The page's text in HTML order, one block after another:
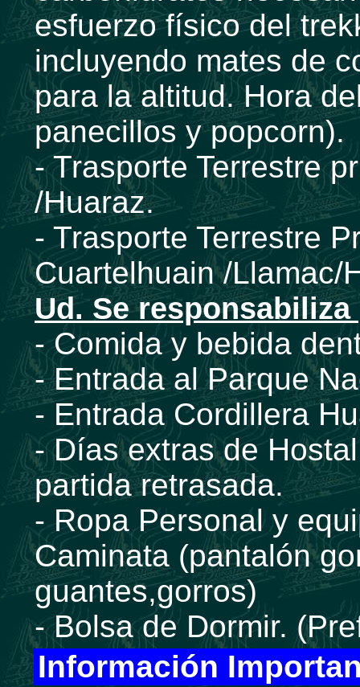
esfuerzo físico del
incluyendo mates de
para la altitud. Hora
panecillos y popcorn).
- Trasporte Terrestre
/Huaraz.
- Trasporte Terrestre
Cuartelhuain /Llamac/
Ud. Se
- Comida y bebida
- Entrada al Parque
- Entrada Cordillera
- Días extras de
partida retrasada.
- Ropa Personal y
Caminata (pantalón
guantes,gorros)
- Bolsa de Dormir.
Información